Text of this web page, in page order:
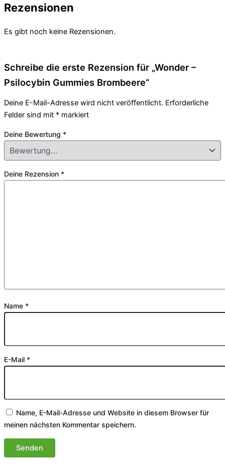
Rezensionen
Es gibt noch keine Rezensionen.
Schreibe die erste Rezension für „Wonder –
Psilocybin Gummies Brombeere“
Deine E-Mail-Adresse wird nicht veröffentlicht. Erforderliche
Felder sind mit * markiert
Deine Bewertung *
Deine Rezension *
Name *
E-Mail *
Name, E-Mail-Adresse und Website in diesem Browser für
meinen nächsten Kommentar speichern.